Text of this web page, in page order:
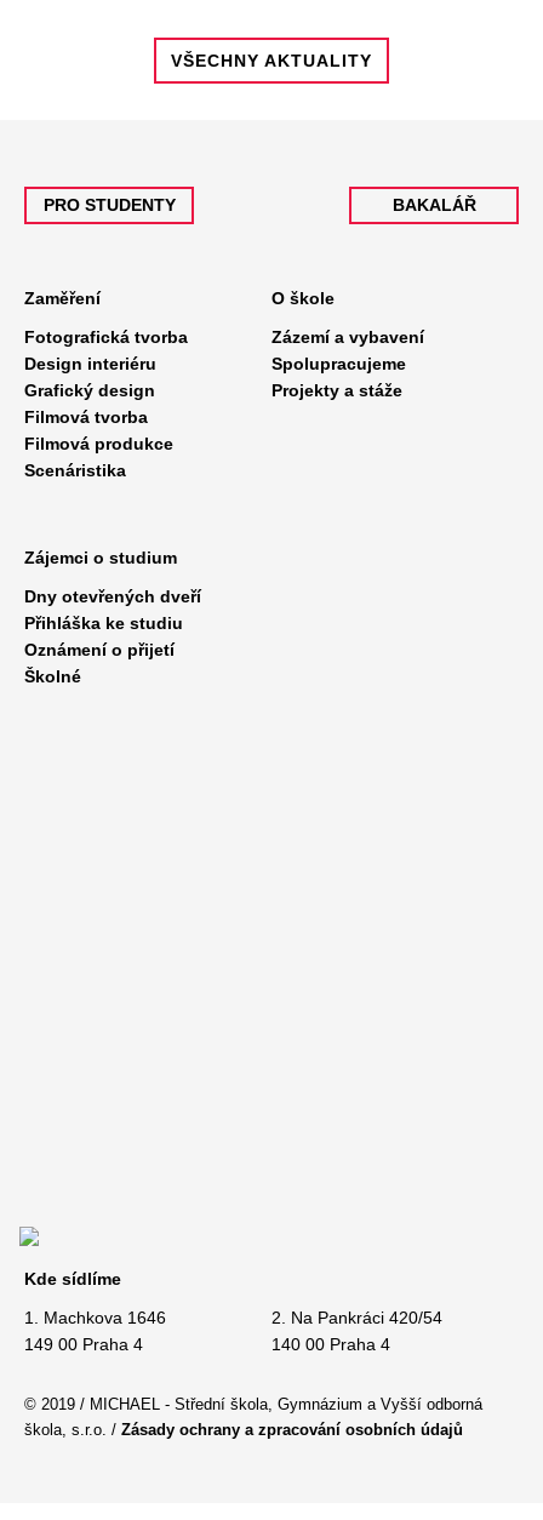
VŠECHNY AKTUALITY
PRO STUDENTY BAKALÁŘ
Zaměření
Fotografická tvorba
Design interiéru
Grafický design
Filmová tvorba
Filmová produkce
Scenáristika
O škole
Zázemí a vybavení
Spolupracujeme
Projekty a stáže
Zájemci o studium
Dny otevřených dveří
Přihláška ke studiu
Oznámení o přijetí
Školné
Kde sídlíme
1. Machkova 1646
149 00 Praha 4
2. Na Pankráci 420/54
140 00 Praha 4
© 2019 / MICHAEL - Střední škola, Gymnázium a Vyšší odborná
škola, s.r.o. / Zásady ochrany a zpracování osobních údajů